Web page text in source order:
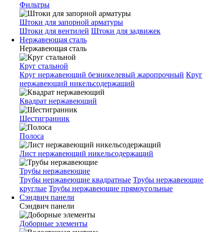
Фильтры
Штоки для запорной арматуры
Штоки для вентилей Штоки для задвижек
Нержавеющая сталь
Нержавеющая сталь
Круг стальной
Круг нержавеющий безникелевый жаропрочный Круг
нержавеющий никельсодержащий
Квадрат нержавеющий
Шестигранник
Полоса
Лист нержавеющий никельсодержащий
Трубы нержавеющие
Трубы нержавеющие квадратные Трубы нержавеющие
круглые Трубы нержавеющие прямоугольные
Сэндвич панели
Сэндвич панели
Доборные элементы